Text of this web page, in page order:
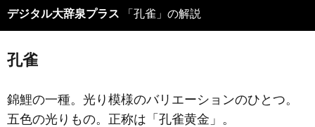
デジタル大辞泉プラス 「孔雀」の解説
孔雀
錦鯉の一種。光り模様のバリエーションのひとつ。
五色の光りもの。正称は「孔雀黄金」。